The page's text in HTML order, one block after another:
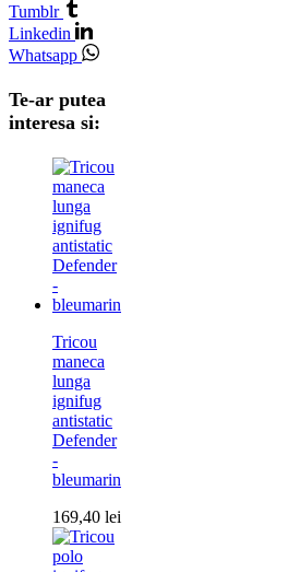
Tumblr
Linkedin
Whatsapp
Te-ar putea
interesa si:
Tricou
maneca
lunga
ignifug
antistatic
Defender
-
bleumarin
169,40 lei